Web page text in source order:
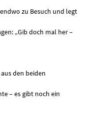
zu Besuch und legt
„Gib doch mal her –
den beiden
– es gibt noch ein